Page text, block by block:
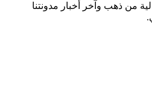
من ذهب وآخر أخبار مدونتنا